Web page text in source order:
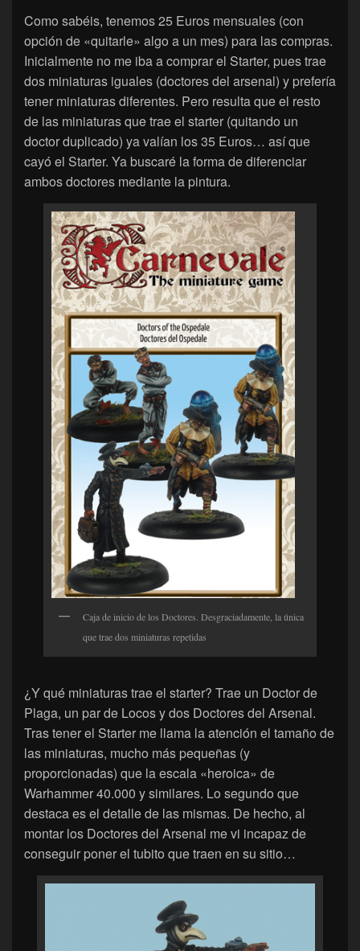
Como sabéis, tenemos 25 Euros mensuales (con
opción de «quitarle» algo a un mes) para las compras.
Inicialmente no me iba a comprar el Starter, pues trae
dos miniaturas iguales (doctores del arsenal) y prefería
tener miniaturas diferentes. Pero resulta que el resto
de las miniaturas que trae el starter (quitando un
doctor duplicado) ya valían los 35 Euros… así que
cayó el Starter. Ya buscaré la forma de diferenciar
ambos doctores mediante la pintura.
Caja de inicio de los Doctores. Desgraciadamente, la única
que trae dos miniaturas repetidas
¿Y qué miniaturas trae el starter? Trae un Doctor de
Plaga, un par de Locos y dos Doctores del Arsenal.
Tras tener el Starter me llama la atención el tamaño de
las miniaturas, mucho más pequeñas (y
proporcionadas) que la escala «heroica» de
Warhammer 40.000 y similares. Lo segundo que
destaca es el detalle de las mismas. De hecho, al
montar los Doctores del Arsenal me vi incapaz de
conseguir poner el tubito que traen en su sitio…